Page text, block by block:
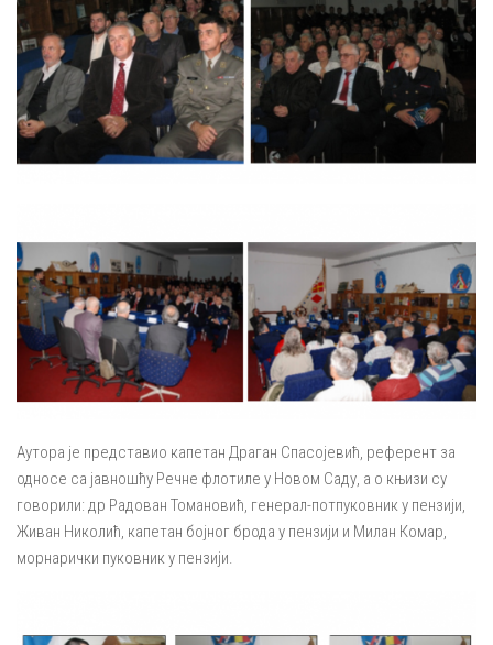
Аутора је представио капетан Драган Спасојевић, референт за
односе са јавношћу Речне флотиле у Новом Саду, а о књизи су
говорили: др Радован Томановић, генерал-потпуковник у пензији,
Живан Николић, капетан бојног брода у пензији и Милан Комар,
морнарички пуковник у пензији.